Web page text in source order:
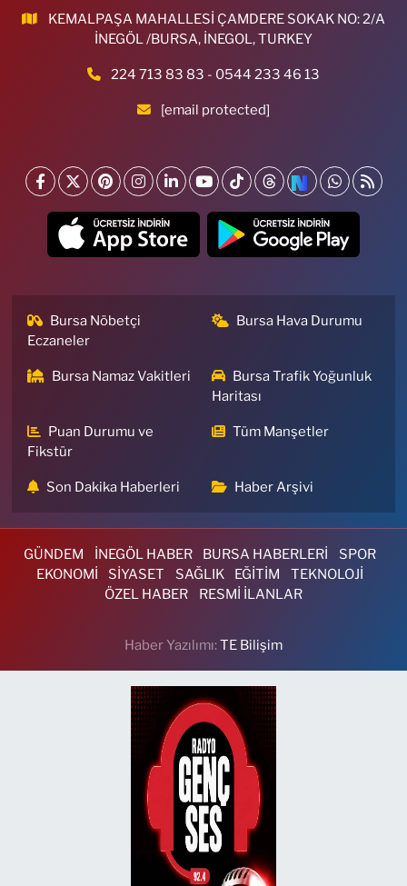
KEMALPAŞA MAHALLESİ ÇAMDERE SOKAK NO: 2/A
İNEGÖL /BURSA, İNEGOL, TURKEY
224 713 83 83 - 0544 233 46 13
[email protected]
Bursa Nöbetçi
Eczaneler
Bursa Hava Durumu
Bursa Namaz Vakitleri
Bursa Trafik Yoğunluk
Haritası
Puan Durumu ve
Fikstür
Tüm Manşetler
Son Dakika Haberleri Haber Arşivi
GÜNDEM İNEGÖL HABER BURSA HABERLERİ
SPOR
EKONOMİ
SİYASET SAĞLIK EĞİTİM
TEKNOLOJİ
ÖZEL HABER
RESMİ İLANLAR
Haber Yazılımı:TE Bilişim